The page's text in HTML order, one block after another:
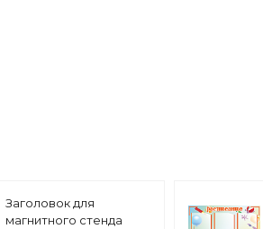
Заголовок для
магнитного стенда